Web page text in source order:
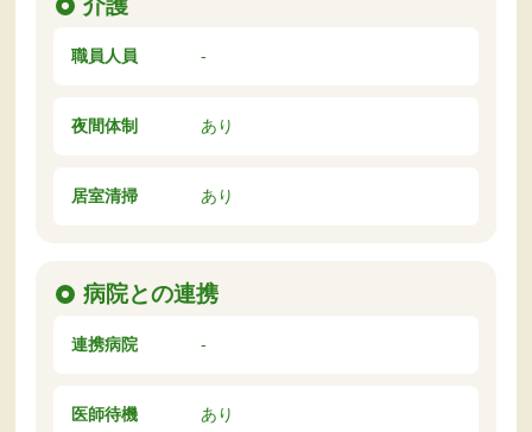
介護
職員人員 -
夜間体制 あり
居室清掃 あり
病院との連携
連携病院 -
医師待機 あり